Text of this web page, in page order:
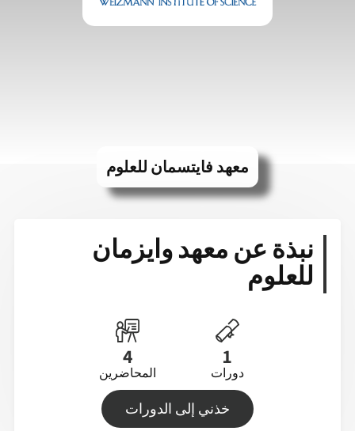
معهد فايتسمان للعلوم
نبذة عن معهد وايزمان
للعلوم
1
دورات
4
المحاضرين
خذني إلى الدورات